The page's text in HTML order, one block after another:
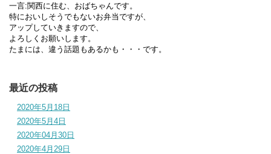
一言:関西に住む、おばちゃんです。
特においしそうでもないお弁当ですが、
アップしていきますので、
よろしくお願いします。
たまには、違う話題もあるかも・・・です。
最近の投稿
2020年5月18日
2020年5月4日
2020年04月30日
2020年4月29日